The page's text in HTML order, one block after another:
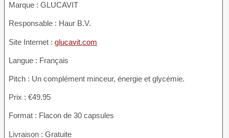
Marque : GLUCAVIT
Responsable : Haur B.V.
Site Internet : glucavit.com
Langue : Français
Pitch : Un complément minceur, énergie et glycémie.
Prix : €49.95
Format : Flacon de 30 capsules
Livraison : Gratuite